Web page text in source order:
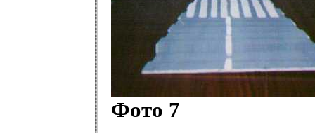
Фото 7